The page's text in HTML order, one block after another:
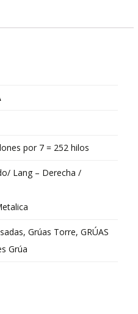
por 7 = 252 hilos
Lang – Derecha /
Grúas Torre, GRÚAS
Grúa